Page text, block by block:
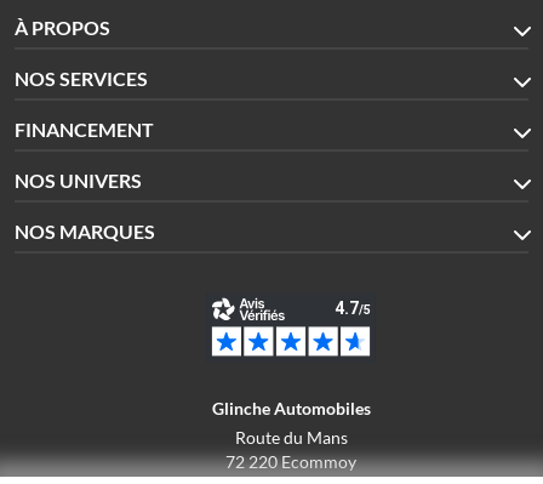
À PROPOS
NOS SERVICES
FINANCEMENT
NOS UNIVERS
NOS MARQUES
Glinche Automobiles
Route du Mans
72 220 Ecommoy